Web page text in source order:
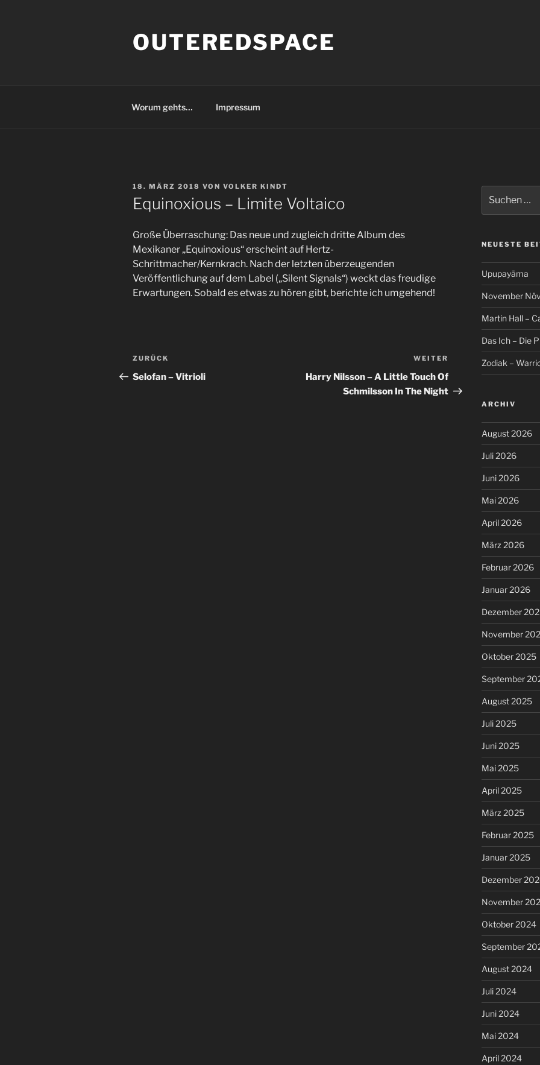
OUTEREDSPACE
Worum gehts… Impressum
VERÖFFENTLICHT
AM
18. MÄRZ 2018 VON VOLKER KINDT
Equinoxious – Limite Voltaico
Große Überraschung: Das neue und zugleich dritte Album des
Mexikaner „Equinoxious“ erscheint auf Hertz-
Schrittmacher/Kernkrach. Nach der letzten überzeugenden
Veröffentlichung auf dem Label („Silent Signals“) weckt das freudige
Erwartungen. Sobald es etwas zu hören gibt, berichte ich umgehend!
Beitragsnavigation
Vorheriger
Beitrag
ZURÜCK
Selofan – Vitrioli
Nächster
Beitrag
WEITER
Harry Nilsson ‎– A Little Touch Of
Schmilsson In The Night
nach:
NEUESTE
Upupayāma
November
Martin Hall –
Das Ich – Die
Zodiak –
ARCHIV
August 2026
Juli 2026
Juni 2026
Mai 2026
April 2026
März 2026
Februar 2026
Januar 2026
Dezember
November
Oktober 2025
September
August 2025
Juli 2025
Juni 2025
Mai 2025
April 2025
März 2025
Februar 2025
Januar 2025
Dezember
November
Oktober 2024
September
August 2024
Juli 2024
Juni 2024
Mai 2024
April 2024